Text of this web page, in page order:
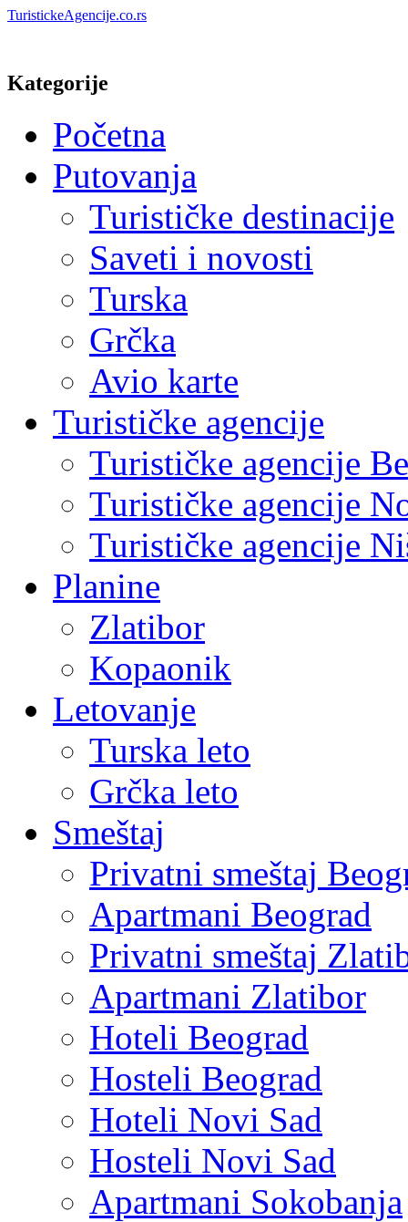
TuristickeAgencije.co.rs
Kategorije
Početna
Putovanja
Turističke destinacije
Saveti i novosti
Turska
Grčka
Avio karte
Turističke agencije
Turističke agencije
Turističke agencije
Turističke agencije
Planine
Zlatibor
Kopaonik
Letovanje
Turska leto
Grčka leto
Smeštaj
Privatni smeštaj
Apartmani Beograd
Privatni smeštaj
Apartmani Zlatibor
Hoteli Beograd
Hosteli Beograd
Hoteli Novi Sad
Hosteli Novi Sad
Apartmani Sokobanja